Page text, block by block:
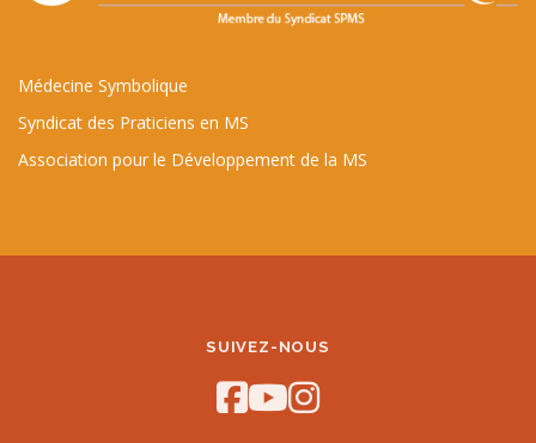
Médecine Symbolique
Syndicat des Praticiens en MS
Association pour le Développement de la MS
SUIVEZ-NOUS